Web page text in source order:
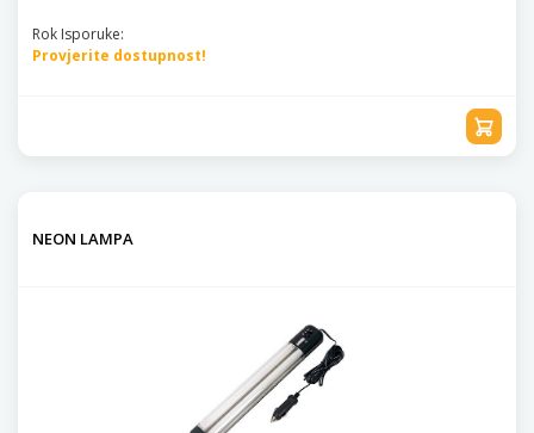
Rok Isporuke:
Provjerite dostupnost!
NEON LAMPA